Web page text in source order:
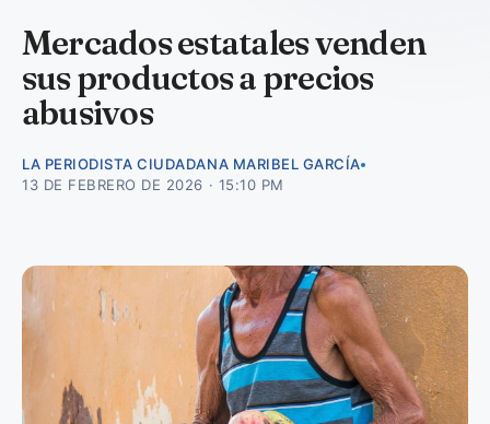
Mercados estatales venden
sus productos a precios
abusivos
LA PERIODISTA CIUDADANA MARIBEL GARCÍA
13 DE FEBRERO DE 2026 · 15:10 PM